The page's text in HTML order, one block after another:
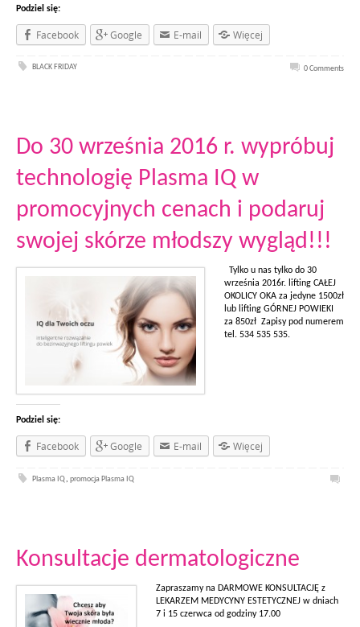
Podziel się:
Facebook Google E-mail Więcej
BLACK FRIDAY 0 Comments
Do 30 września 2016 r. wypróbuj
technologię Plasma IQ w
promocyjnych cenach i podaruj
swojej skórze młodszy wygląd!!!
Tylko u nas tylko do 30
września 2016r. lifting CAŁEJ
OKOLICY OKA za jedyne 1500zł
lub lifting GÓRNEJ POWIEKI
za 850zł Zapisy pod numerem
tel. 534 535 535.
Podziel się:
Facebook Google E-mail Więcej
Plasma IQ,promocja Plasma IQ
Konsultacje dermatologiczne
Zapraszamy na DARMOWE KONSULTACJĘ z
LEKARZEM MEDYCYNY ESTETYCZNEJ w dniach
7 i 15 czerwca od godziny 17.00